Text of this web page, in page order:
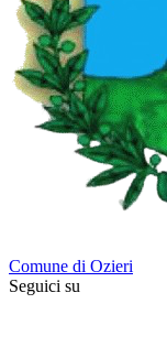
Comune di Ozieri
Seguici su